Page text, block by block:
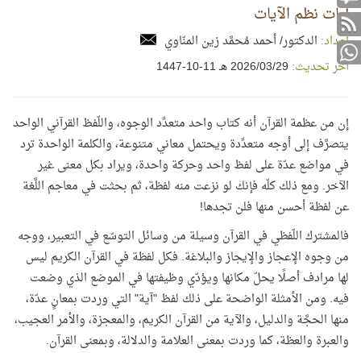
آيات نظم الآيات
إعداد: الدكتور/ أحمد مُحمَّد زين المنّاوي
آخر تحديث: 29‏/03‏/2026 هـ 11-10-1447
إن من عظمة القرآن أنه كتاب واحد متعدِّد الوجوه، واللّفظ القرآني الواحد
يتصرَّف إلى أوجه متعدِّدة ويحتمل معاني متنوعة، والكلمة الواحدة ترد
في مواضع عدّة على لفظ واحد وحركة واحدة، ويراد بكل معنى غير
الآخر. ومع ذلك كلّه فإنك لو نزعت منه لفظة، ثم بحثت في معاجم اللَّغة
عن لفظة أحسن منها فلن تجدها!
فالمشترك اللّفظي في القرآن وسيلة من وسائل التوسّع في التعبير، ووجه
من وجوه الإعجاز والإيجاز والبلاغة. فكل لفظة في القرآن الكريم ليس
لها مرادف أصلًا يحلّ مكانها ويؤدّي وظيفتها في الموضع الذي وضعت
فيه. ومن الأمثلة الواضحة على ذلك لفظ "آية" التي وردت بمعانٍ عدّة،
منها الحجَّة والدليل، والآية من القرآن الكريم، والمعجزة، والأمر العجيب،
والعبرة والعظة، كما وردت بمعنى العلامة والدلالة، وبمعنى القرآن.